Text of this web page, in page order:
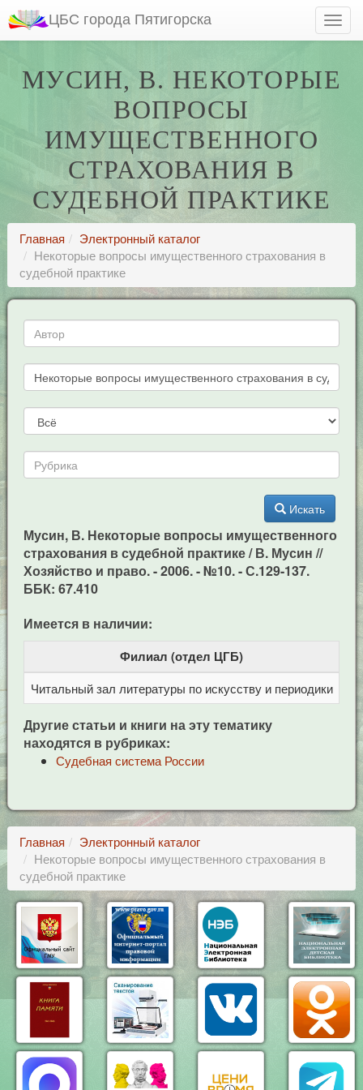
ЦБС города Пятигорска
МУСИН, В. НЕКОТОРЫЕ
ВОПРОСЫ
ИМУЩЕСТВЕННОГО
СТРАХОВАНИЯ В
СУДЕБНОЙ ПРАКТИКЕ
Главная
Электронный каталог
Некоторые вопросы имущественного страхования в
судебной практике
Искать
Мусин, В. Некоторые вопросы имущественного
страхования в судебной практике / В. Мусин //
Хозяйство и право. - 2006. - №10. - С.129-137.
ББК: 67.410
Имеется в наличии:
Филиал (отдел ЦГБ)
Читальный зал литературы по искусству и периодики
Другие статьи и книги на эту тематику
находятся в рубриках:
Судебная система России
Главная
Электронный каталог
Некоторые вопросы имущественного страхования в
судебной практике